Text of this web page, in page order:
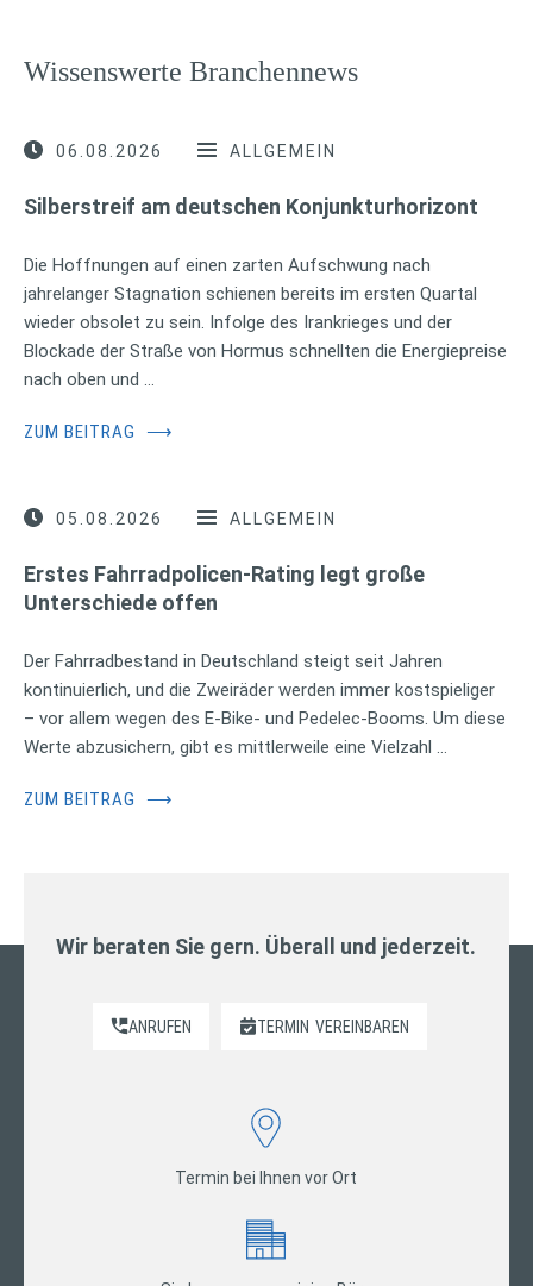
Wissenswerte Branchennews
06.08.2026 ALLGEMEIN
Silberstreif am deutschen Konjunkturhorizont
Die Hoffnungen auf einen zarten Aufschwung nach
jahrelanger Stagnation schienen bereits im ersten Quartal
wieder obsolet zu sein. Infolge des Irankrieges und der
Blockade der Straße von Hormus schnellten die Energiepreise
nach oben und …
ZUM BEITRAG ⟶
05.08.2026 ALLGEMEIN
Erstes Fahrradpolicen-Rating legt große
Unterschiede offen
Der Fahrradbestand in Deutschland steigt seit Jahren
kontinuierlich, und die Zweiräder werden immer kostspieliger
– vor allem wegen des E-Bike- und Pedelec-Booms. Um diese
Werte abzusichern, gibt es mittlerweile eine Vielzahl …
ZUM BEITRAG ⟶
Wir beraten Sie gern. Überall und jederzeit.
ANRUFEN TERMIN VEREINBAREN
Termin bei Ihnen vor Ort